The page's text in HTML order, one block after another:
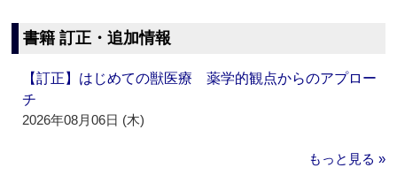
書籍 訂正・追加情報
【訂正】はじめての獣医療 薬学的観点からのアプロー
チ
2026年08月06日 (木)
もっと見る »